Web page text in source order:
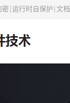
密|运行时自保护|文